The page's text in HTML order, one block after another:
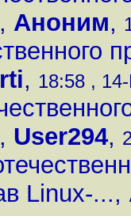
, Аноним,
, 18:58 ,
, User294,
Linux-...,